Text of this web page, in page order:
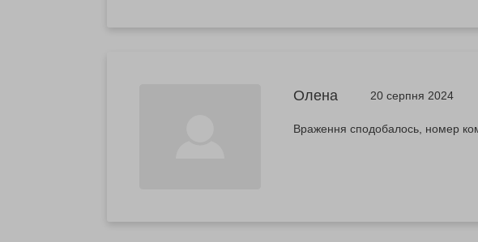
Олена 20 серпня 2024
Враження сподобалось, номер